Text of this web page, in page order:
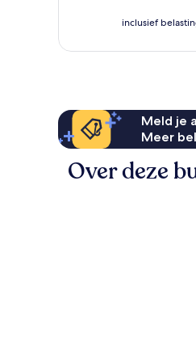
beoordelingeninclusief
Meld je
Meer
Over deze